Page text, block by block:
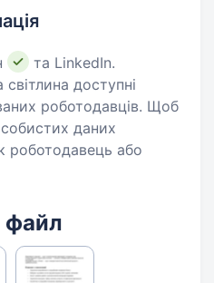
та LinkedIn.
доступні
роботодавців. Щоб
даних
роботодавець або
файл